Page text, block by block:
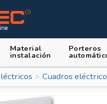
Material
instalación
Porteros
Cuadros